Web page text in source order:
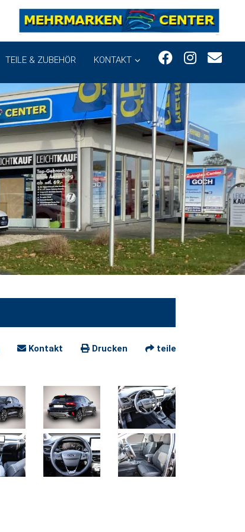
TEILE & ZUBEHÖR KONTAKT
Kontakt Drucken teilen